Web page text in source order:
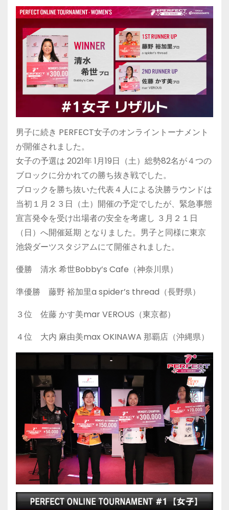
男子に続き PERFECT女子のオンライントーナメント
が開催されました。
女子の予選は 2021年 1月19日（土）総勢82名が４つの
ブロックに分かれての勝ち抜き戦でした。
ブロックを勝ち抜いた代表４人による決勝ラウンドは
当初１月２３日（土）開催の予定でしたが、緊急事態
宣言発令を受け出場者の安全を考慮し ３月２１日
（日）へ開催延期 となりました。男子と同様に東京
池袋ダーツスタジアムにて開催されました。
優勝 清水 希世Bobby’s Cafe（神奈川県）
準優勝 藤野 裕加里a spider’s thread（長野県）
３位 佐藤 かす美mar VEROUS（東京都）
４位 大内 麻由美max OKINAWA 那覇店（沖縄県）